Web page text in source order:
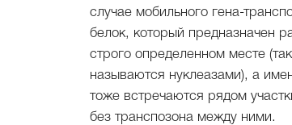
случае мобильного гена-
белок, который предназначен
строго определенном месте
называются нуклеазами), а
тоже встречаются рядом
без транспозона между ними.